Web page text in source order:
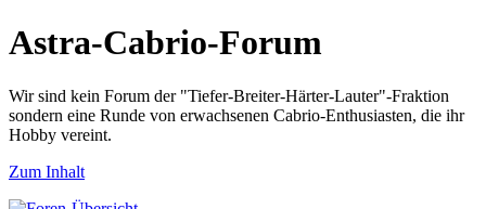
Astra-Cabrio-Forum
Wir sind kein Forum der "Tiefer-Breiter-Härter-Lauter"-Fraktion
sondern eine Runde von erwachsenen Cabrio-Enthusiasten, die ihr
Hobby vereint.
Zum Inhalt